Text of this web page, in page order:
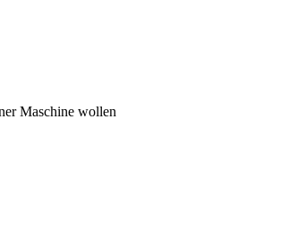
Maschine wollen